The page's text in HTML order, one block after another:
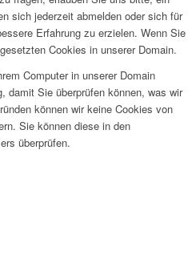
sich jederzeit abmelden oder sich für
Erfahrung zu erzielen. Wenn Sie
Cookies in unserer Domain.
Computer in unserer Domain
damit Sie überprüfen können, was wir
können wir keine Cookies von
Sie können diese in den
überprüfen.